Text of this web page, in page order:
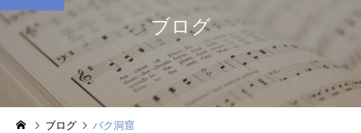
幼児音感レッスン
小・中・高・
ッスン
ブログ
ブログ バク洞窟